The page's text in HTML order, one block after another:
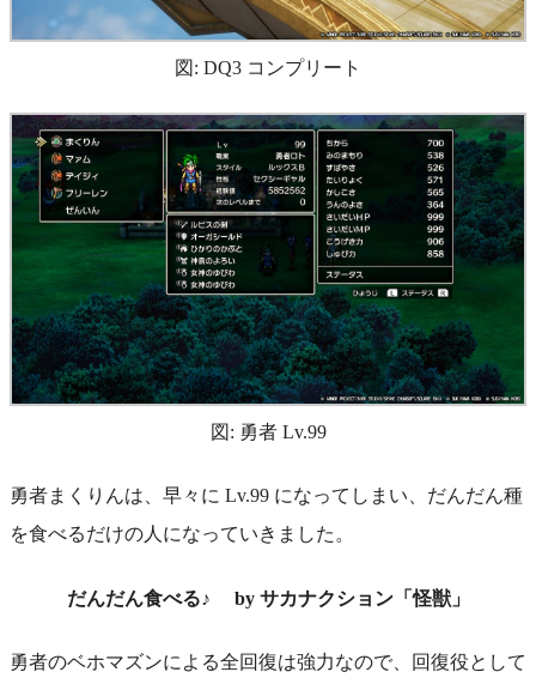
図: DQ3 コンプリート
図: 勇者 Lv.99
勇者まくりんは、早々に Lv.99 になってしまい、だんだん種
を食べるだけの人になっていきました。
だんだん食べる♪ by サカナクション「怪獣」
勇者のベホマズンによる全回復は強力なので、回復役として